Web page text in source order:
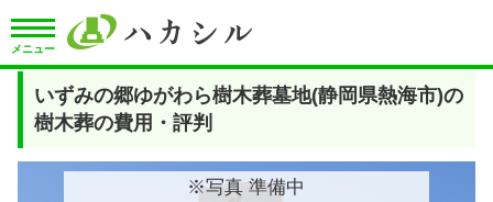
メニュー
いずみの郷ゆがわら樹木葬墓地(静岡県熱海市)の
樹木葬の費用・評判
※写真 準備中